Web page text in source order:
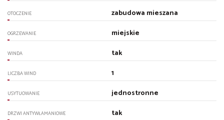
OTOCZENIE zabudowa mieszana
OGRZEWANIE miejskie
WINDA tak
LICZBA WIND 1
USYTUOWANIE jednostronne
DRZWI ANTYWŁAMANIOWE tak